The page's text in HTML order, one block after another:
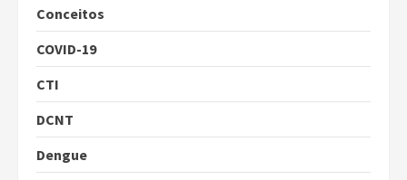
Conceitos
COVID-19
CTI
DCNT
Dengue